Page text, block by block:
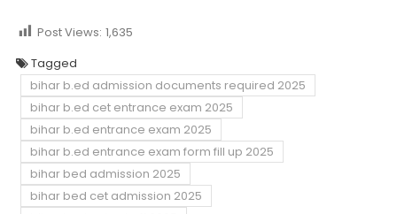
Post Views: 1,635
Tagged
bihar b.ed admission documents required 2025
bihar b.ed cet entrance exam 2025
bihar b.ed entrance exam 2025
bihar b.ed entrance exam form fill up 2025
bihar bed admission 2025
bihar bed cet admission 2025